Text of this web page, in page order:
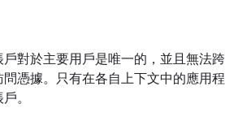
對於主要用戶是唯一的，並且無法跨
憑據。只有在各自上下文中的應用程
。